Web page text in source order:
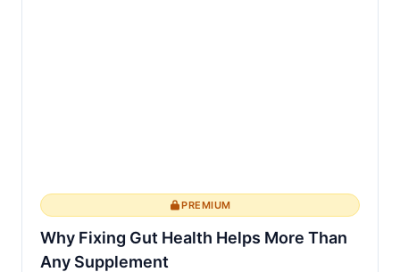
PREMIUM
Why Fixing Gut Health Helps More Than
Any Supplement